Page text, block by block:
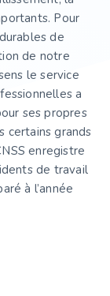
Pour
de
de notre
le service
a
ses propres
certains grands
enregistre
de travail
à l’année